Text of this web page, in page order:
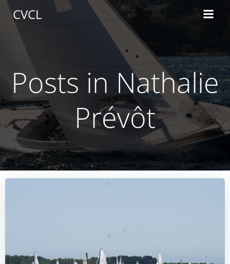
Aller
au
contenu
CVCL
Posts in Nathalie
Prévôt